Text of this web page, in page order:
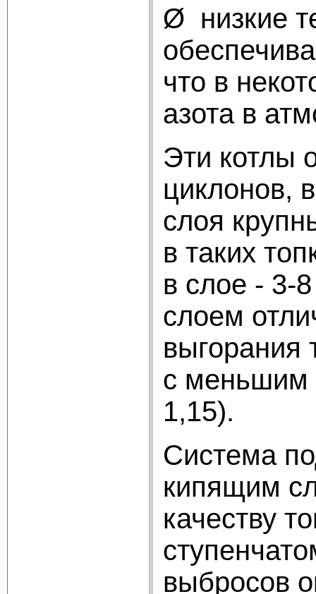
Ø низкие
что в
азота в
Эти котлы
циклонов,
слоя
в таких
в слое - 3-
слоем
выгорания
с меньшим
1,15).
Система
кипящим
качеству
выбросов